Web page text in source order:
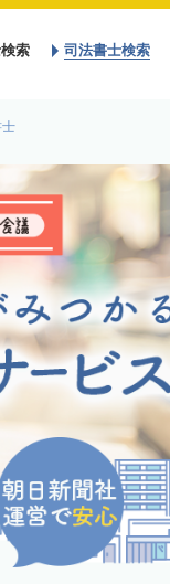
索 司法書士検索